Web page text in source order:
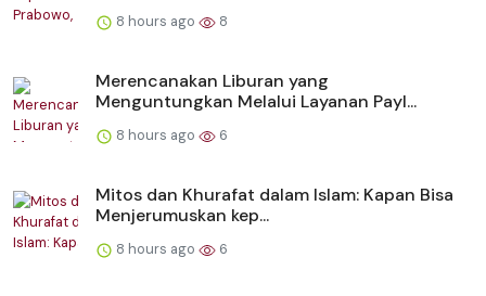
8 hours ago 8
Merencanakan Liburan yang
Menguntungkan Melalui Layanan Payl...
8 hours ago 6
Mitos dan Khurafat dalam Islam: Kapan Bisa
Menjerumuskan kep...
8 hours ago 6